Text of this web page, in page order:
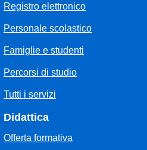
Registro elettronico
Personale scolastico
Famiglie e studenti
Percorsi di studio
Tutti i servizi
Didattica
Offerta formativa